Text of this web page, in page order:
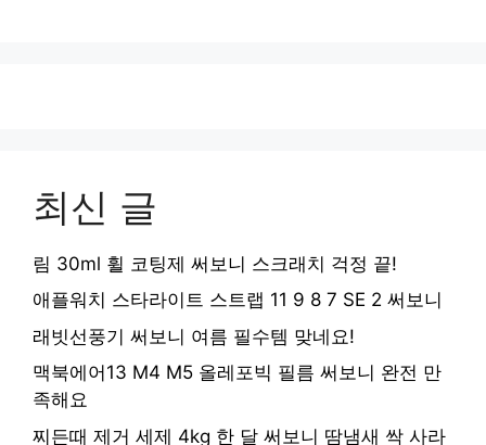
최신 글
림 30ml 휠 코팅제 써보니 스크래치 걱정 끝!
애플워치 스타라이트 스트랩 11 9 8 7 SE 2 써보니
래빗선풍기 써보니 여름 필수템 맞네요!
맥북에어13 M4 M5 올레포빅 필름 써보니 완전 만
족해요
찌든때 제거 세제 4kg 한 달 써보니 땀냄새 싹 사라